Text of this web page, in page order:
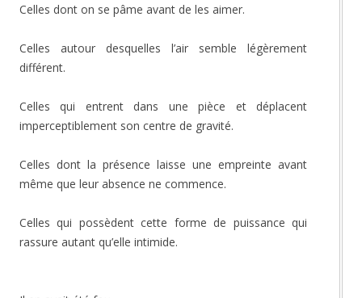
Celles dont on se pâme avant de les aimer.
Celles autour desquelles l’air semble légèrement
différent.
Celles qui entrent dans une pièce et déplacent
imperceptiblement son centre de gravité.
Celles dont la présence laisse une empreinte avant
même que leur absence ne commence.
Celles qui possèdent cette forme de puissance qui
rassure autant qu’elle intimide.